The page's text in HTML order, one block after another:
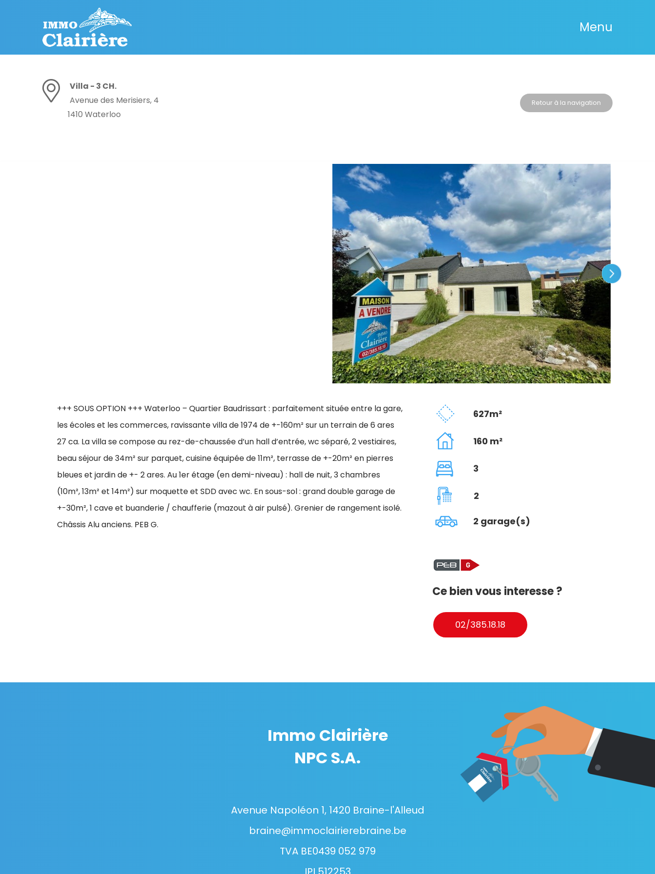
Menu
Villa - 3 CH.
Avenue des Merisiers, 4
1410 Waterloo
Retour à la navigation
+++ SOUS OPTION +++ Waterloo – Quartier Baudrissart : parfaitement située entre la gare,
les écoles et les commerces, ravissante villa de 1974 de +-160m² sur un terrain de 6 ares
27 ca. La villa se compose au rez-de-chaussée d’un hall d’entrée, wc séparé, 2 vestiaires,
beau séjour de 34m² sur parquet, cuisine équipée de 11m², terrasse de +-20m² en pierres
bleues et jardin de +- 2 ares. Au 1er étage (en demi-niveau) : hall de nuit, 3 chambres
(10m², 13m² et 14m²) sur moquette et SDD avec wc. En sous-sol : grand double garage de
+-30m², 1 cave et buanderie / chaufferie (mazout à air pulsé). Grenier de rangement isolé.
Châssis Alu anciens. PEB G.
627m²
160 m²
3
2
2 garage(s)
Ce bien vous interesse ?
02/385.18.18
Immo Clairière
NPC S.A.
Avenue Napoléon 1, 1420 Braine-l'Alleud
braine@immoclairierebraine.be
TVA BE0439 052 979